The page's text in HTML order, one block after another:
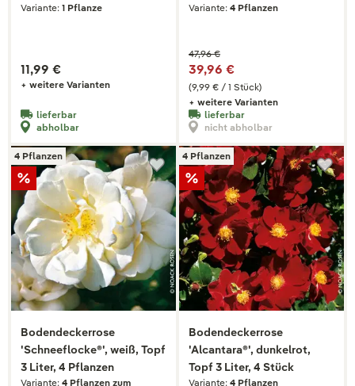
Variante: 1 Pflanze
11,99 €
+ weitere Varianten
lieferbar
abholbar
Variante: 4 Pflanzen
(9,99 € / 1 Stück)
47,96 €
39,96 €
+ weitere Varianten
lieferbar
nicht abholbar
4 Pflanzen
Bodendeckerrose
'Schneeflocke®', weiß, Topf
3 Liter, 4 Pflanzen
Variante: 4 Pflanzen zum
4 Pflanzen
Bodendeckerrose
'Alcantara®', dunkelrot,
Topf 3 Liter, 4 Stück
Variante: 4 Pflanzen